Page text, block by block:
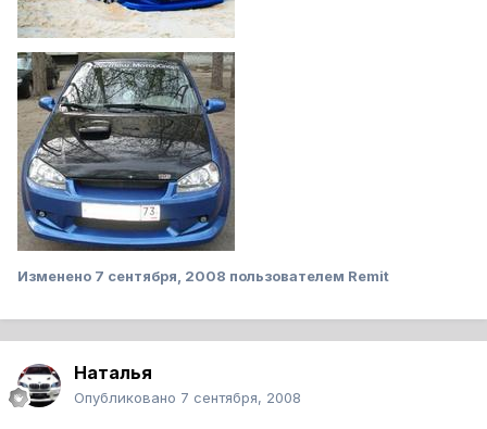
Изменено 7 сентября, 2008 пользователем Remit
Наталья
Опубликовано 7 сентября, 2008